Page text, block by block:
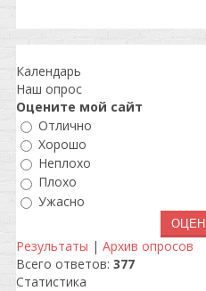
Календарь
Наш опрос
Оцените мой сайт
Отлично
Хорошо
Неплохо
Плохо
Ужасно
Результаты | Архив опросов
Всего ответов: 377
Статистика